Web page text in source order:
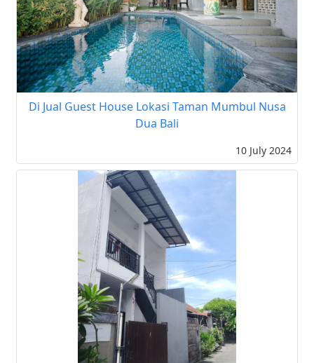
Di Jual Guest House Lokasi Taman Mumbul Nusa
Dua Bali
10 July 2024